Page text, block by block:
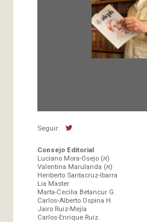
Seguir:
Consejo Editorial
Luciano Mora-Osejo (א)
Valentina Marulanda (א)
Heriberto Santacruz-Ibarra
Lia Master
Marta-Cecilia Betancur G.
Carlos-Alberto Ospina H.
Jairo Ruiz-Mejía
Carlos-Enrique Ruiz.